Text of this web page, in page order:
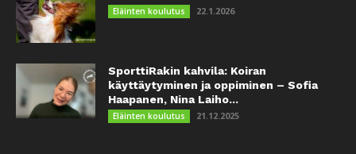
Eläinten koulutus 22.1.2026
SporttiRakin kahvila: Koiran
käyttäytyminen ja oppiminen – Sofia
Haapanen, Nina Laiho...
Eläinten koulutus 21.12.2025